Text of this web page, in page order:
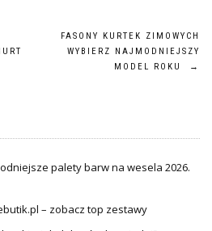
FASONY KURTEK ZIMOWYCH
WYBIERZ NAJMODNIEJSZY
MODEL ROKU
→
palety barw na wesela 2026.
– zobacz top zestawy